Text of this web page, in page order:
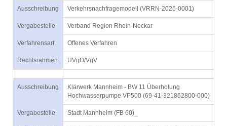
Ausschreibung Verkehrsnachfragemodell (VRRN-2026-0001)
Vergabestelle Verband Region Rhein-Neckar
Verfahrensart Offenes Verfahren
Rechtsrahmen UVgO/VgV
Ausschreibung
Klärwerk Mannheim - BW 11 Überholung
Hochwasserpumpe VP500 (69-41-321862800-000)
Vergabestelle Stadt Mannheim (FB 60)_